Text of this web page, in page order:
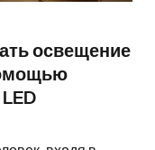
освещение